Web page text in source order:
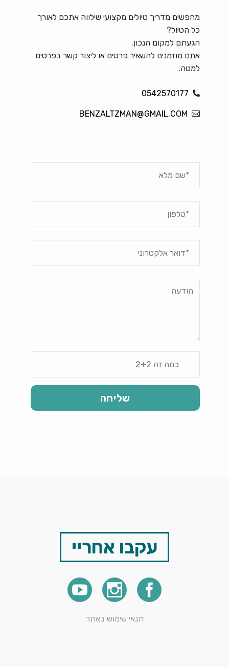
מחפשים מדריך טיולים מקצועי שילווה אתכם לאורך
כל הטיול?
הגעתם למקום הנכון.
אתם מוזמנים להשאיר פרטים או ליצור קשר בפרטים
למטה.
0542570177
BENZALTZMAN@GMAIL.COM
עקבו אחריי
תנאי שימוש באתר